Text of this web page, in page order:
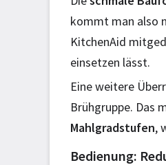
kommt man also
KitchenAid
einsetzen lässt.
Eine weitere
Brühgruppe. Das
Mahlgradstufen,
Bedienung: